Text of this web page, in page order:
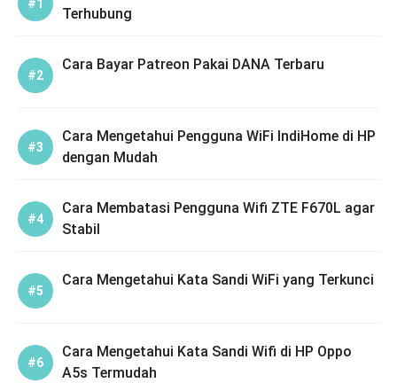
Terhubung
Cara Bayar Patreon Pakai DANA Terbaru
Cara Mengetahui Pengguna WiFi IndiHome di HP
dengan Mudah
Cara Membatasi Pengguna Wifi ZTE F670L agar
Stabil
Cara Mengetahui Kata Sandi WiFi yang Terkunci
Cara Mengetahui Kata Sandi Wifi di HP Oppo
A5s Termudah